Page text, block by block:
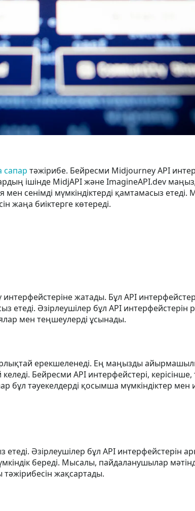
сапар тәжірибе. Бейресми Midjourney API
ішінде MidjAPI және ImagineAPI.dev
сенімді мүмкіндіктерді қамтамасыз
жаңа биіктерге көтереді.
жатады. Бұл API
етеді. Әзірлеушілер бұл API
мен теңшеулерді ұсынады.
ерекшеленеді. Ең маңызды
Бейресми API интерфейстері, керісінше,
бұл тәуекелдерді қосымша мүмкіндіктер
Әзірлеушілер бұл API интерфейстерін
береді. Мысалы, пайдаланушылар
жақсартады.